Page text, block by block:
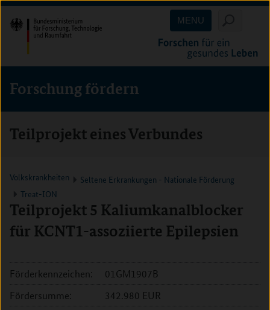
Direkt
zum
Inhalt
(Eingabetaste)
Direkt
zum
Hauptmenu
(Eingabetaste)
Direkt
zur
Suche
(Eingabetaste)
MENU
Forschung fördern
Teilprojekt eines Verbundes
Volkskrankheiten
Seltene Erkrankungen - Nationale Förderung
Treat-ION
Teilprojekt 5 Kaliumkanalblocker
für KCNT1-assoziierte Epilepsien
Förderkennzeichen:
01GM1907B
Fördersumme:
342.980 EUR